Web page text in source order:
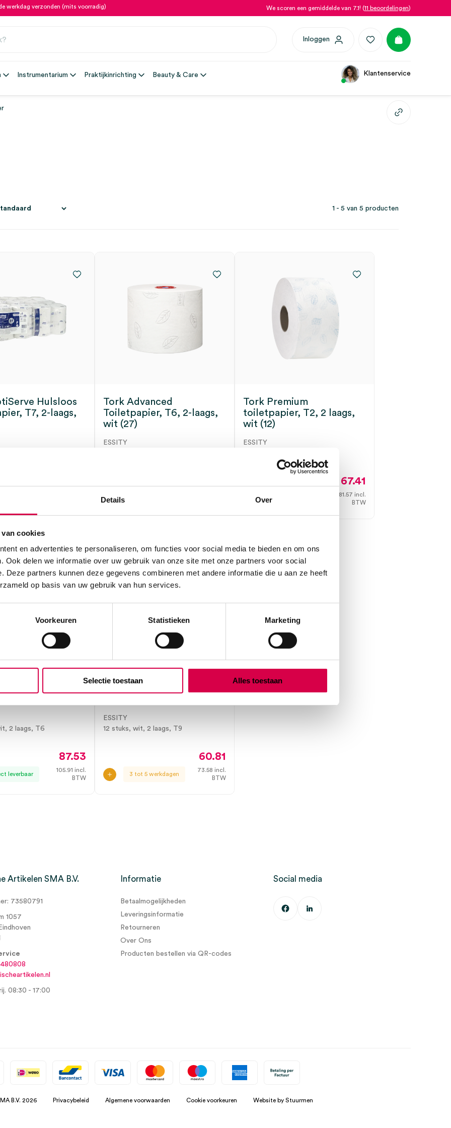
Details Over
cookies
en advertenties te personaliseren, om functies voor social media te bieden en om ons
Ook delen we informatie over uw gebruik van onze site met onze partners voor social
Deze partners kunnen deze gegevens combineren met andere informatie die u aan ze heeft
op basis van uw gebruik van hun services.
Voorkeuren Statistieken Marketing
Selectie toestaan Alles toestaan
werkdag verzonden (mits voorradig) We scoren een gemiddelde van 7.1! (11 beoordelingen)
Inloggen
Instrumentarium Praktijkinrichting Beauty & Care Klantenservice
1 - 5 van 5 producten
Hulsloos
T7, 2-laags,
Tork Advanced
Toiletpapier, T6, 2-laags,
wit (27)
ESSITY
Tork Premium
toiletpapier, T2, 2 laags,
wit (12)
ESSITY
Direct leverbaar
67.41
81.57 incl.
BTW
2 laags, T6
leverbaar
87.53
105.91 incl.
BTW
Tork SmartOne Mini
ESSITY
12 stuks, wit, 2 laags, T9
3 tot 5 werkdagen
60.81
73.58 incl.
BTW
Artikelen SMA B.V.
73580791
1057
08:30 - 17:00
Informatie
Betaalmogelijkheden
Leveringsinformatie
Retourneren
Over Ons
Producten bestellen via QR-codes
Social media
B.V. 2026 Privacybeleid Algemene voorwaarden Cookie voorkeuren Website by Stuurmen